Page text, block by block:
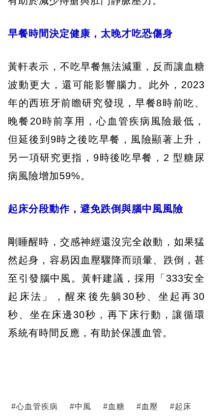
早餐時間決定健康，太晚才吃恐傷身
黃軒表示，不吃早餐無法減重，反而讓血糖
波動更大，還可能影響腦力。此外，2023
年的西班牙前瞻研究發現，早餐8時前吃、
晚餐20時前享用，心血管疾病風險最低，
但延後到9時之後吃早餐，風險顯著上升，
另一項研究更指，9時後吃早餐，2 型糖尿
病風險增加59%。
起床分段動作，避免跌倒與腦中風風險
剛睡醒時，交感神經還沒完全啟動，如果猛
然起身，容易因血壓驟降而頭暈、跌倒，甚
至引發腦中風。黃軒建議，採用「333安全
起床法」，醒來後先躺30秒、坐起再30
秒、坐在床邊30秒，再下床行動，讓循環
系統有時間反應，有助於保護血管。
#心血管疾病 #中風 #血糖 #血壓 #起床